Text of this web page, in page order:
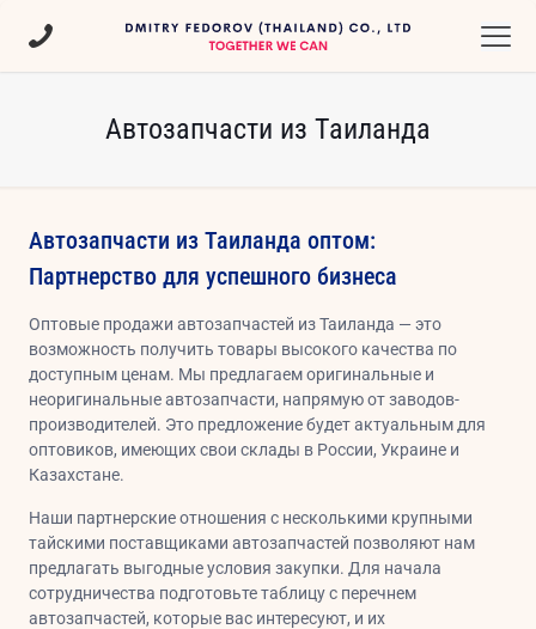
Автозапчасти из Таиланда
Автозапчасти из Таиланда оптом:
Партнерство для успешного бизнеса
Оптовые продажи автозапчастей из Таиланда — это
возможность получить товары высокого качества по
доступным ценам. Мы предлагаем оригинальные и
неоригинальные автозапчасти, напрямую от заводов-
производителей. Это предложение будет актуальным для
оптовиков, имеющих свои склады в России, Украине и
Казахстане.
Наши партнерские отношения с несколькими крупными
тайскими поставщиками автозапчастей позволяют нам
предлагать выгодные условия закупки. Для начала
сотрудничества подготовьте таблицу с перечнем
автозапчастей, которые вас интересуют, и их